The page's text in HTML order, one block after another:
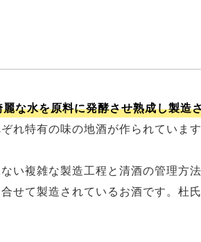
な水を原料に発酵させ熟成し製造
れ特有の味の地酒が作られています
い複雑な製造工程と清酒の管理方
せて製造されているお酒です。杜